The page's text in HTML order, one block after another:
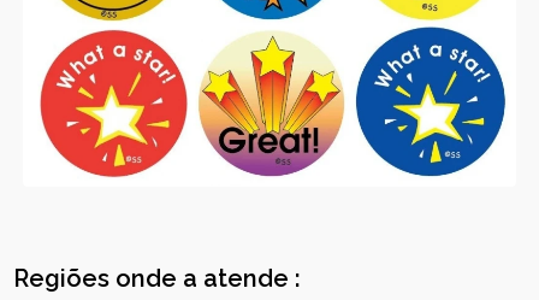
Regiões onde a atende :